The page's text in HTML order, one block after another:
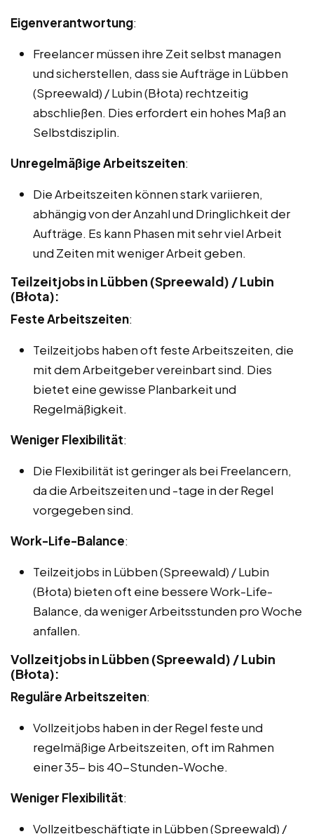
Eigenverantwortung:
Freelancer müssen ihre Zeit selbst managen
und sicherstellen, dass sie Aufträge in Lübben
(Spreewald) / Lubin (Błota) rechtzeitig
abschließen. Dies erfordert ein hohes Maß an
Selbstdisziplin.
Unregelmäßige Arbeitszeiten:
Die Arbeitszeiten können stark variieren,
abhängig von der Anzahl und Dringlichkeit der
Aufträge. Es kann Phasen mit sehr viel Arbeit
und Zeiten mit weniger Arbeit geben.
Teilzeitjobs in Lübben (Spreewald) / Lubin
(Błota):
Feste Arbeitszeiten:
Teilzeitjobs haben oft feste Arbeitszeiten, die
mit dem Arbeitgeber vereinbart sind. Dies
bietet eine gewisse Planbarkeit und
Regelmäßigkeit.
Weniger Flexibilität:
Die Flexibilität ist geringer als bei Freelancern,
da die Arbeitszeiten und -tage in der Regel
vorgegeben sind.
Work-Life-Balance:
Teilzeitjobs in Lübben (Spreewald) / Lubin
(Błota) bieten oft eine bessere Work-Life-
Balance, da weniger Arbeitsstunden pro Woche
anfallen.
Vollzeitjobs in Lübben (Spreewald) / Lubin
(Błota):
Reguläre Arbeitszeiten:
Vollzeitjobs haben in der Regel feste und
regelmäßige Arbeitszeiten, oft im Rahmen
einer 35- bis 40-Stunden-Woche.
Weniger Flexibilität:
Vollzeitbeschäftigte in Lübben (Spreewald) /